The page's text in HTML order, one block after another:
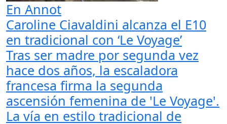
En Annot
Caroline Ciavaldini alcanza el E10
en tradicional con ‘Le Voyage’
Tras ser madre por segunda vez
hace dos años, la escaladora
francesa firma la segunda
ascensión femenina de 'Le Voyage'.
La vía en estilo tradicional de